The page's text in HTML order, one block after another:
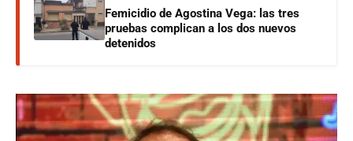
Femicidio de Agostina Vega: las tres
pruebas complican a los dos nuevos
detenidos